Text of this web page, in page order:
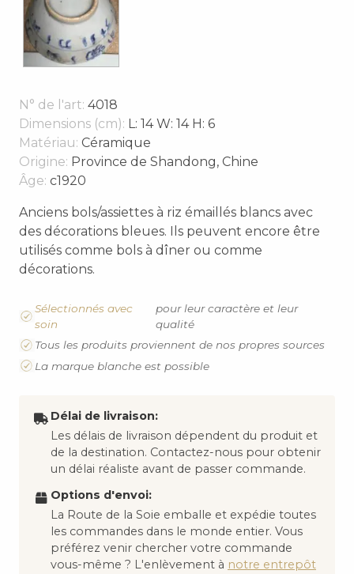
N° de l'art: 4018
Dimensions (cm): L: 14 W: 14 H: 6
Matériau: Céramique
Origine: Province de Shandong, Chine
Âge: c1920
Anciens bols/assiettes à riz émaillés blancs avec
des décorations bleues. Ils peuvent encore être
utilisés comme bols à dîner ou comme
décorations.
Sélectionnés avec
soin
pour leur caractère et leur
qualité
Tous les produits proviennent de nos propres sources
La marque blanche est possible
Délai de livraison:
Les délais de livraison dépendent du produit et
de la destination. Contactez-nous pour obtenir
un délai réaliste avant de passer commande.
Options d'envoi:
La Route de la Soie emballe et expédie toutes
les commandes dans le monde entier. Vous
préférez venir chercher votre commande
vous-même ? L'enlèvement à notre entrepôt